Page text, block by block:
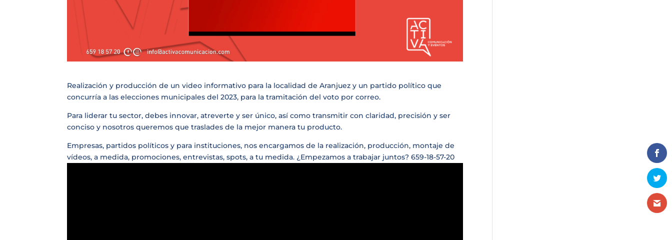
Realización y producción de un video informativo para la localidad de Aranjuez y un partido político que
concurría a las elecciones municipales del 2023, para la tramitación del voto por correo.
Para liderar tu sector, debes innovar, atreverte y ser único, así como transmitir con claridad, precisión y ser
conciso y nosotros queremos que traslades de la mejor manera tu producto.
Empresas, partidos políticos y para instituciones, nos encargamos de la realización, producción, montaje de
vídeos, a medida, promociones, entrevistas, spots, a tu medida. ¿Empezamos a trabajar juntos? 659-18-57-20